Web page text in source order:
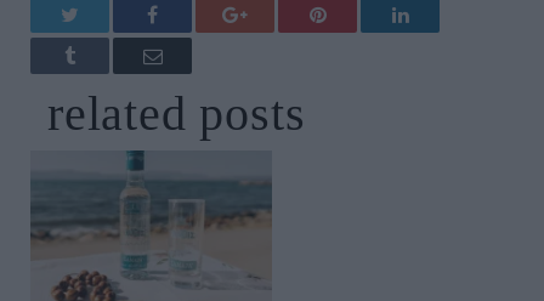
Facebook Google+ Pinterest LinkedIn
Tumblr Email
related posts